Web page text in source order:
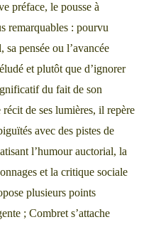
préface, le pousse à
remarquables : pourvu
pensée ou l’avancée
et plutôt que d’ignorer
du fait de son
de ses lumières, il repère
avec des pistes de
l’humour auctorial, la
et la critique sociale
plusieurs points
; Combret s’attache